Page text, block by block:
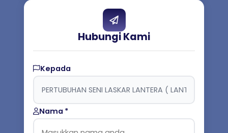
Hubungi Kami
Kepada
Nama *